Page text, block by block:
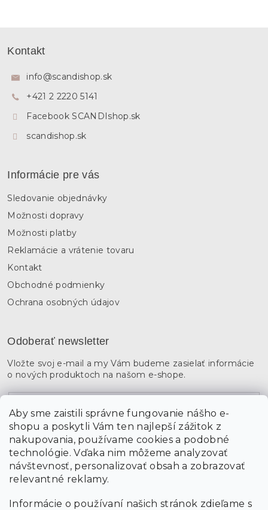
Aby sme zaistili správne fungovanie nášho e-
shopu a poskytli Vám ten najlepší zážitok z
nakupovania, používame cookies a podobné
technológie. Vďaka nim môžeme analyzovať
návštevnosť, personalizovať obsah a zobrazovať
relevantné reklamy.
Informácie o používaní našich stránok zdieľame s
Kontakt
info@scandishop.sk
+421 2 2220 5141
Facebook SCANDIshop.sk
scandishop.sk
Informácie pre vás
Sledovanie objednávky
Možnosti dopravy
Možnosti platby
Reklamácie a vrátenie tovaru
Kontakt
Obchodné podmienky
Ochrana osobných údajov
Odoberať newsletter
Vložte svoj e-mail a my Vám budeme zasielať informácie
o nových produktoch na našom e-shope.
Vložením údajov súhlasíte s podmienkami ochrany
osobných údajov
PRIHLÁSIŤ SA